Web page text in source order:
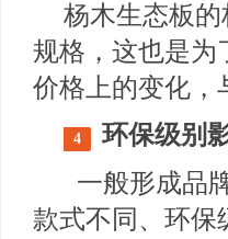
杨木生态板
规格，这也是为
价格上的变化，
4 环保级别
一般形成品
款式不同、环保